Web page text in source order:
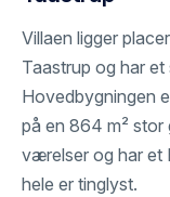
Villaen ligger
Taastrup og har et
Hovedbygningen
på en 864 m² stor
værelser og har et
hele er tinglyst.